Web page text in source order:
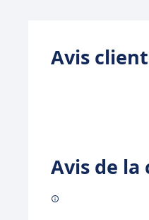
Avis
Avis de la